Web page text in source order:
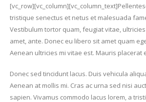
tristique senectus et netus et malesuada
Vestibulum tortor quam, feugiat vitae,
amet, ante. Donec eu libero sit amet quam
Aenean ultricies mi vitae est. Mauris placerat
Donec sed tincidunt lacus. Duis vehicula
Aenean at mollis mi. Cras ac urna sed nisi
sapien. Vivamus commodo lacus lorem, a